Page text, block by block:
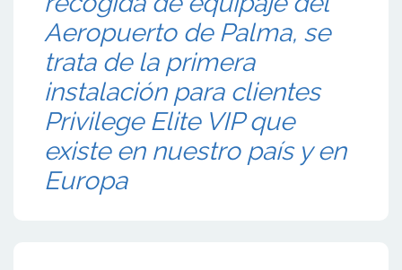
Aeropuerto de Palma, se
trata de la primera
instalación para clientes
Privilege Elite VIP que
existe en nuestro país y en
Europa